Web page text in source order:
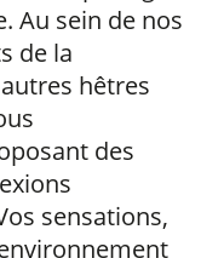
Au sein de nos
de la
hêtres
des
sensations,